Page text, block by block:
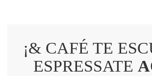
¡& CAFÉ TE
ESPRESSATE